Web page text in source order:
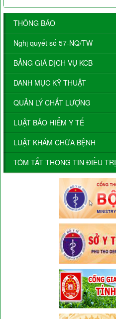
THÔNG BÁO
Nghị quyết số 57-NQ/TW
BẢNG GIÁ DỊCH VỤ KCB
DANH MỤC KỸ THUẬT
QUẢN LÝ CHẤT LƯỢNG
LUẬT BẢO HIỂM Y TẾ
LUẬT KHÁM CHỮA BỆNH
TÓM TẮT THÔNG TIN ĐIỀU TRỊ